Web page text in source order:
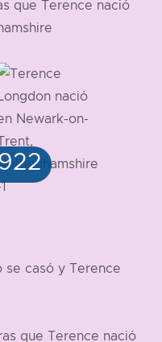
que Terence nació
se casó y Terence
que Terence nació